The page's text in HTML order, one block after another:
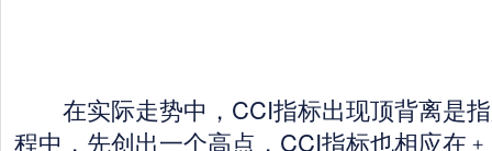
在实际走势中，CCI指标出现顶背离是指
程中，先创出一个高点，CCI指标也相应在